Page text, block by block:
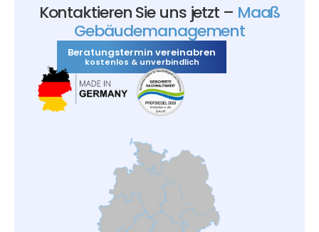
Kontaktieren Sie uns jetzt – Maaß
Gebäudemanagement
Beratungstermin vereinabren
kostenlos & unverbindlich